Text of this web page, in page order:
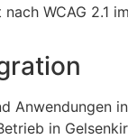
WCAG 2.1
Anwendungen
in